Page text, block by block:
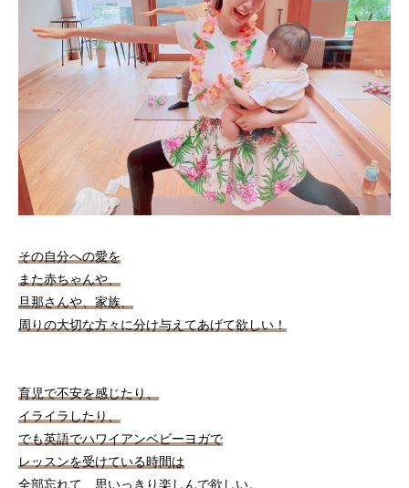
その自分への愛を
また赤ちゃんや、
旦那さんや、家族、
周りの大切な方々に分け与えてあげて欲しい！
育児で不安を感じたり、
イライラしたり、
でも英語でハワイアンベビーヨガで
レッスンを受けている時間は
全部忘れて、思いっきり楽しんで欲しい。